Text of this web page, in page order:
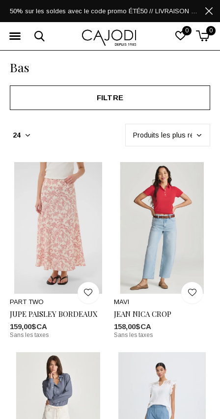
0 0
50% sur les soldes avec le code promo ÉTÉ50 // LIVRAISON GRATUITE POUR LES ACHATS DE 250$ ET PLUS
Bas
FILTRE
PART TWO
JUPE PAISLEY BORDEAUX
159,00$CA
Sans les taxes
MAVI
JEAN NICA CROP
158,00$CA
Sans les taxes